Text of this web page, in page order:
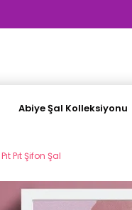
Abiye Şal Kolleksiyonu
Pıt Pıt Şifon Şal